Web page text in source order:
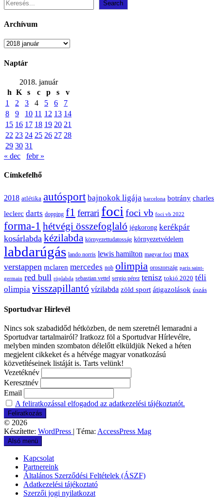
Search
Archívum
Archívum
Naptár
2018. január
h K s c p s
v
1
2 3 4 5 6
7
8
9 10 11 12 13 14
15 16 17 18 19 20 21
22 23 24 25 26 27 28
29 30 31
« dec
febr »
Címkefelhő
2018 atlétika autósport bajnokok ligája barcelona botrány charles
leclerc darts dopping f1 ferrari foci foci vb foci vb 2022
forma-1 hétvégi összefoglaló jégkorong kerékpár
kosárlabda kézilabda környezettudatosság környezetvédelem
labdarúgás lando norris lewis hamilton magyar foci max
verstappen mclaren mercedes nob olimpia oroszország paris saint-
germain red bull röplabda sebastian vettel sergio pérez tenisz tokió 2020 téli
olimpia visszapillantó vízilabda zöld sport átigazolások úszás
Sportudvar Hírlevél
Nincs sok szabadidőd hétközben, de nem szeretnél lemaradni a
Sportudvar tartalmairól? Iratkozz föl a Sportudvar Hírlevélre,
melyben minden szombaton délelőtt elküldjük Neked a héten
megjelent cikkeket és a hétvége magyar vonatkozású
közvetítéseinek listáját is. Tarts velünk!
Vezetéknév
Keresztnév
Email
A feliratkozással elfogadod az adatkezelési tájékoztatót.
© 2026
Készítette: WordPress | Téma: AccessPress Mag
Alsó menü
Kapcsolat
Partnereink
Általános Szerződési Feltételek (ÁSZF)
Adatkezelési tájékoztató
Szerzői jogi nyilatkozat